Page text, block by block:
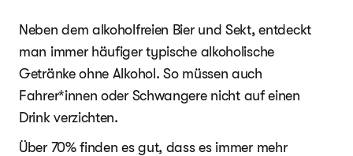
Neben dem alkoholfreien Bier und Sekt, entdeckt
man immer häufiger typische alkoholische
Getränke ohne Alkohol. So müssen auch
Fahrer*innen oder Schwangere nicht auf einen
Drink verzichten.
Über 70% finden es gut, dass es immer mehr